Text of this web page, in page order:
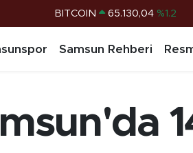
BITCOIN 65.130,04 %1.2
G.ALTIN 6648.99 %2.59
BİST100 13.773 %-19
Samsun Rehberi